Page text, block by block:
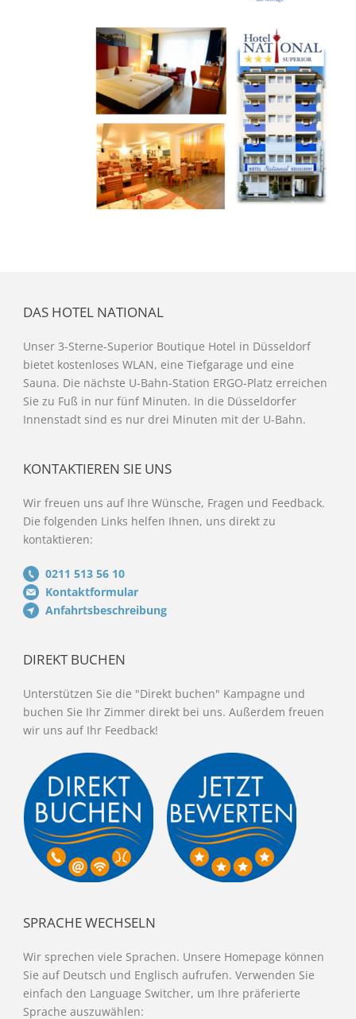
DAS HOTEL NATIONAL
Unser 3-Sterne-Superior Boutique Hotel in Düsseldorf
bietet kostenloses WLAN, eine Tiefgarage und eine
Sauna. Die nächste U-Bahn-Station ERGO-Platz erreichen
Sie zu Fuß in nur fünf Minuten. In die Düsseldorfer
Innenstadt sind es nur drei Minuten mit der U-Bahn.
KONTAKTIEREN SIE UNS
Wir freuen uns auf Ihre Wünsche, Fragen und Feedback.
Die folgenden Links helfen Ihnen, uns direkt zu
kontaktieren:
0211 513 56 10
Kontaktformular
Anfahrtsbeschreibung
DIREKT BUCHEN
Unterstützen Sie die "Direkt buchen" Kampagne und
buchen Sie Ihr Zimmer direkt bei uns. Außerdem freuen
wir uns auf Ihr Feedback!
SPRACHE WECHSELN
Wir sprechen viele Sprachen. Unsere Homepage können
Sie auf Deutsch und Englisch aufrufen. Verwenden Sie
einfach den Language Switcher, um Ihre präferierte
Sprache auszuwählen: